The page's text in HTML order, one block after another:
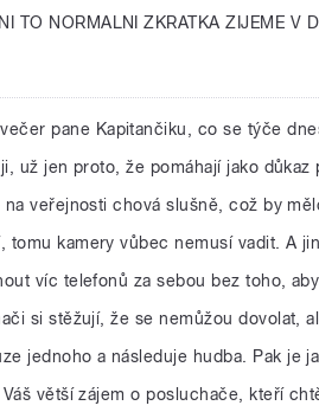
TO NORMALNI ZKRATKA ZIJEME V
pane Kapitančiku, co se týče
už jen proto, že pomáhají jako
veřejnosti chová slušně, což by
tomu kamery vůbec nemusí vadit. A
víc telefonů za sebou bez toho,
si stěžují, že se nemůžou dovolat,
jednoho a následuje hudba. Pak je
Váš větší zájem o posluchače, kteří